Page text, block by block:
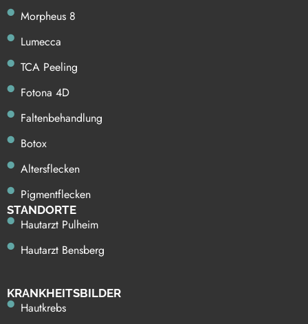
Morpheus 8
Lumecca
TCA Peeling
Fotona 4D
Faltenbehandlung
Botox
Altersflecken
Pigmentflecken
STANDORTE
Hautarzt Pulheim
Hautarzt Bensberg
KRAN KHEITSBILDER
Hautkrebs